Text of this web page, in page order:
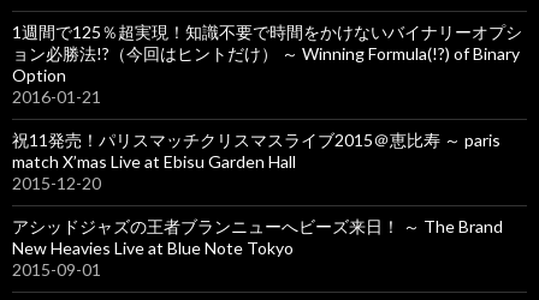
1週間で125％超実現！知識不要で時間をかけないバイナリーオプシ
ョン必勝法!?（今回はヒントだけ） ～ Winning Formula(!?) of Binary
Option
2016-01-21
祝11発売！パリスマッチクリスマスライブ2015＠恵比寿 ～ paris
match X’mas Live at Ebisu Garden Hall
2015-12-20
アシッドジャズの王者ブランニューへビーズ来日！ ～ The Brand
New Heavies Live at Blue Note Tokyo
2015-09-01